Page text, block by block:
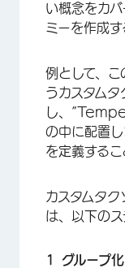
い概念をカバ
ミーを作成す
例として、
うカスタムタ
し、
の中に配置
を定義するこ
カスタムタク
は、以下の
グループ